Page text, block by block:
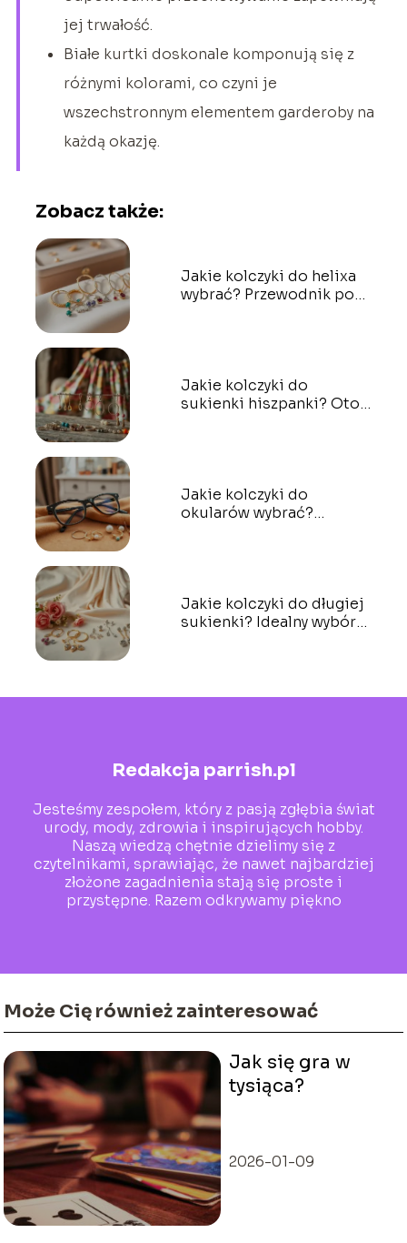
jej trwałość.
Białe kurtki doskonale komponują się z
różnymi kolorami, co czyni je
wszechstronnym elementem garderoby na
każdą okazję.
Zobacz także:
Jakie kolczyki do helixa
wybrać? Przewodnik po
Jakie kolczyki do
sukienki hiszpanki? Oto
Jakie kolczyki do
okularów wybrać?
Jakie kolczyki do długiej
sukienki? Idealny wybór
Redakcja parrish.pl
Jesteśmy zespołem, który z pasją zgłębia świat
urody, mody, zdrowia i inspirujących hobby.
Naszą wiedzą chętnie dzielimy się z
czytelnikami, sprawiając, że nawet najbardziej
złożone zagadnienia stają się proste i
przystępne. Razem odkrywamy piękno
Może Cię również zainteresować
Jak się gra w
tysiąca?
2026-01-09